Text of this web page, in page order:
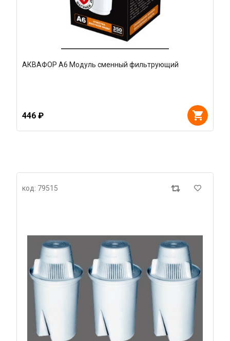
АКВАФОР А6 Модуль сменный фильтрующий
446 ₽
код: 79515